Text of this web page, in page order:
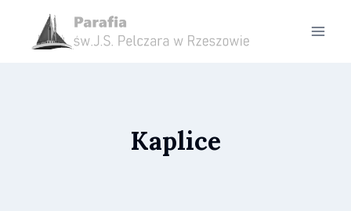
treści
Kaplice